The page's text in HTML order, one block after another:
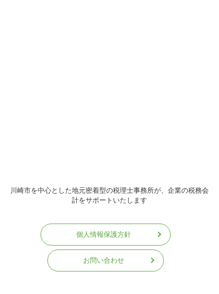
川崎市を中心とした地元密着型の税理士事務所が、企業の税務会
計をサポートいたします
個人情報保護方針
お問い合わせ